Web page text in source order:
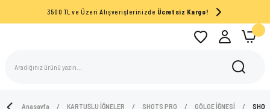
3500 TL ve Üzeri Alışverişlerinizde Ücretsiz Kargo!
Anasayfa KARTUŞLU İĞNELER SHOTS PRO GÖLGE İĞNESİ